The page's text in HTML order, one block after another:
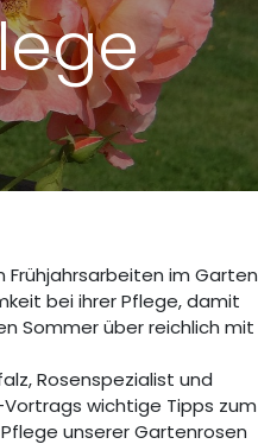
Frühjahrsarbeiten im Garten
bei ihrer Pflege, damit
Sommer über reichlich mit
Rosenspezialist und
Vortrags wichtige Tipps zum
unserer Gartenrosen